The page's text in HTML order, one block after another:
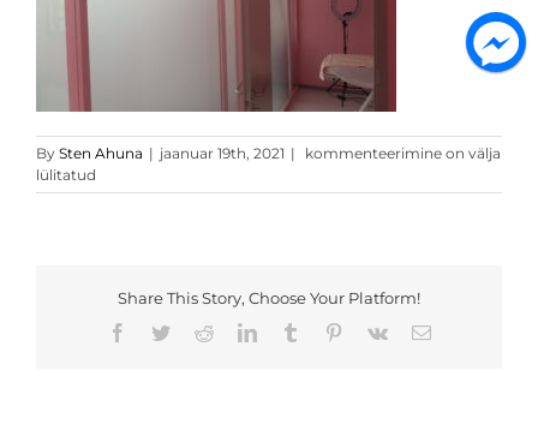
By Sten Ahuna | jaanuar 19th, 2021 | 20200418_142914
kommenteerimine on välja
lülitatud
Share This Story, Choose Your Platform!
Facebook
TwitterRedditLinkedInTumblr Pinterest
Vk Email